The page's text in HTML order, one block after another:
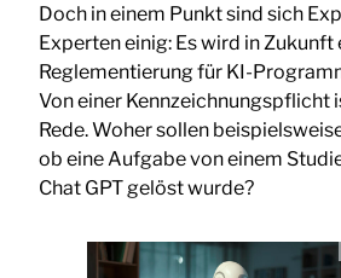
Doch in einem Punkt sind sich
Experten einig: Es wird in Zukunft
Reglementierung für KI-
Von einer Kennzeichnungspflicht
Rede. Woher sollen
ob eine Aufgabe von einem
Chat GPT gelöst wurde?